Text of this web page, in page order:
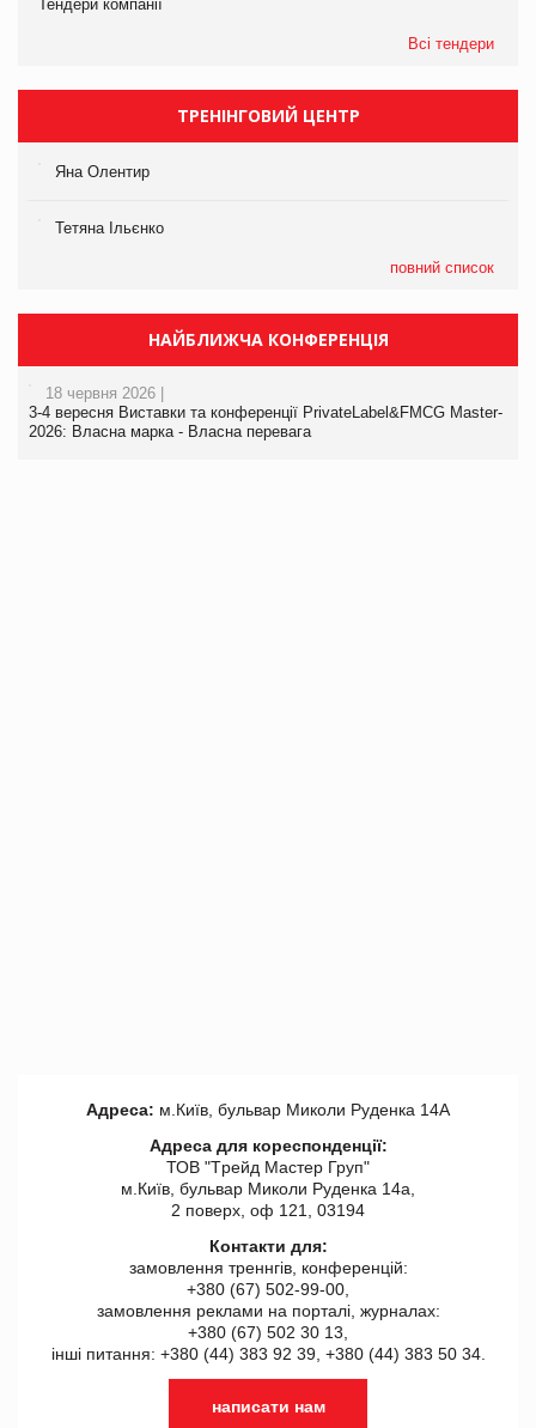
Тендери компанії
Всі тендери
ТРЕНІНГОВИЙ ЦЕНТР
Яна Олентир
Тетяна Ільєнко
повний список
НАЙБЛИЖЧА КОНФЕРЕНЦІЯ
18 червня 2026 |
3-4 вересня Виставки та конференції PrivateLabel&FMCG Master-
2026: Власна марка - Власна перевага
Адреса: м.Київ, бульвар Миколи Руденка 14А
Адреса для кореспонденції:
ТОВ "Tрейд Мастер Груп"
м.Київ, бульвар Миколи Руденка 14а,
2 поверх, оф 121, 03194
Контакти для:
замовлення треннгів, конференцій:
+380 (67) 502-99-00,
замовлення реклами на порталі, журналах:
+380 (67) 502 30 13,
інші питання: +380 (44) 383 92 39, +380 (44) 383 50 34.
написати нам